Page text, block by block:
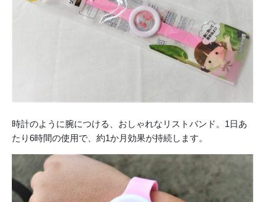
時計のように腕につける、おしゃれなリストバンド。1日あ
たり6時間の使用で、約1か月効果が持続します。